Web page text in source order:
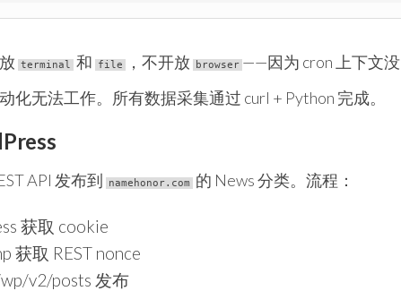
terminal 和 file ，不开放 browser ——因为 cron 上下文没
化无法工作。所有数据采集通过 curl + Python 完成。
API 发布到 namehonor.com 的 News 分类。流程：
获取 cookie
获取 REST nonce
v2/posts 发布